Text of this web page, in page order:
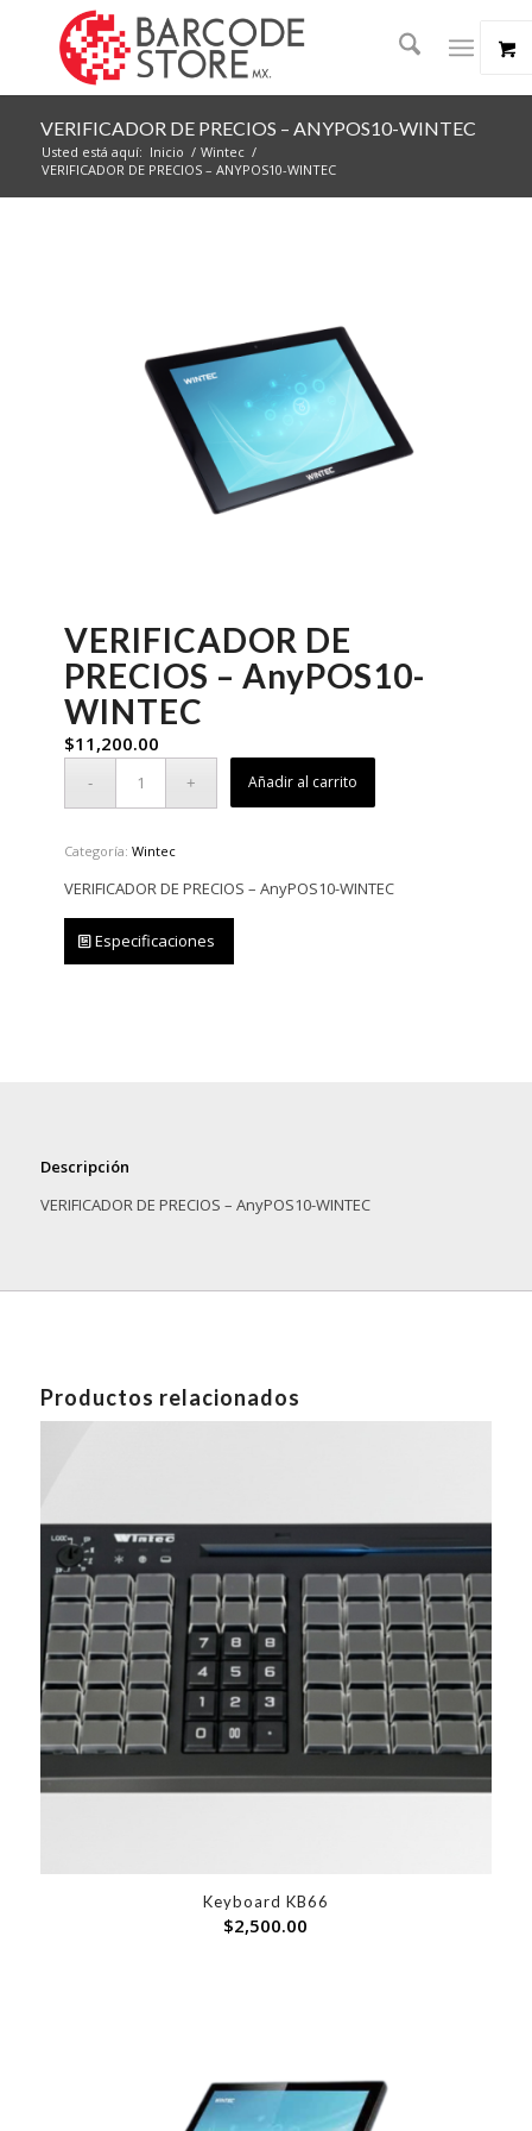
VERIFICADOR DE PRECIOS – ANYPOS10-WINTEC
Usted está aquí: Inicio / Wintec /
VERIFICADOR DE PRECIOS – ANYPOS10-WINTEC
VERIFICADOR DE
PRECIOS – AnyPOS10-
WINTEC
$11,200.00
Añadir al carrito
Categoría: Wintec
VERIFICADOR DE PRECIOS – AnyPOS10-WINTEC
Especificaciones
Descripción
VERIFICADOR DE PRECIOS – AnyPOS10-WINTEC
Productos relacionados
Keyboard KB66
$2,500.00